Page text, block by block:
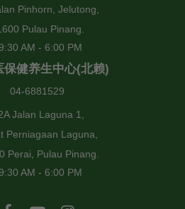
Pinhorn, Jelutong,
Pulau Pinang.
AM - 6:00 PM
保健养生中心(北赖)
04-6881529
Jalan Laguna 1,
Perniagaan Laguna,
Perai, Pulau Pinang.
AM - 6:00 PM